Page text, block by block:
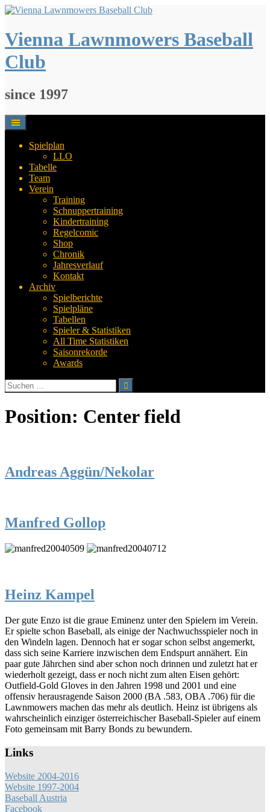
Springe
Inhalt
Vienna Lawnmowers Baseball
Club
since 1997
Spielplan
LLO
Tabelle
Team
Verein
Training
Schnuppertraining
Kindertraining
Regelcomic
Shop
Chronik
Jahresverlauf
Kontakt
Archiv
Spielberichte
Spielpläne
Tabellen
Spieler & Statistiken
All Time Statistiken
Saisonrekorde
Awards
Suchen
nach:
Position: Center field
Andreas Aggün/Nekolar
Manfred Gollop
Heinz Kampel
Der gute Enzo ist die graue Eminenz unter den Spielern im Verein.
Er spielte schon Baseball, als einige der Nachwuchsspieler noch in
den Windeln lagen. Dennoch hat er sogar schon selbst angemerkt,
dass sich seine Karriere inzwischen dem Endspurt annähert. Ein
paar gute Jährchen sind aber schon noch drinnen und zuletzt hat er
wiederholt gezeigt, dass er noch nicht zum alten Eisen gehört:
Outfield-Gold Gloves in den Jahren 1998 und 2001 und eine
offensiv herausragende Saison 2000 (BA .583, OBA .706) für die
Lawnmowers machen das mehr als deutlich. Heinz ist übrigens als
wahrscheinlich einziger österreichischer Baseball-Spieler auf einem
Foto gemeinsam mit Barry Bonds zu bewundern.
Links
Website 2004-2016
Website 1997-2004
Baseball Austria
Facebook